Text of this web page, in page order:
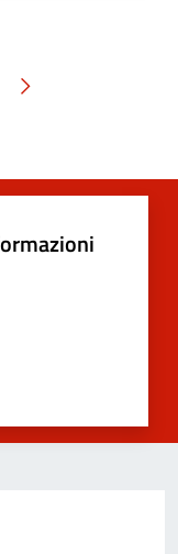
Pagina successiva